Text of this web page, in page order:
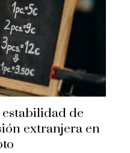
de
extranjera en